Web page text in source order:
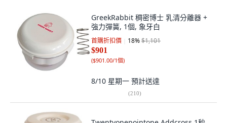
GreekRabbit 稠密博士 乳清分離器 +
強力彈簧, 1個, 象牙白
首購折扣價 18%$1,101
$901
($901.00/1個)
8/10 星期一 預計送達
(210)